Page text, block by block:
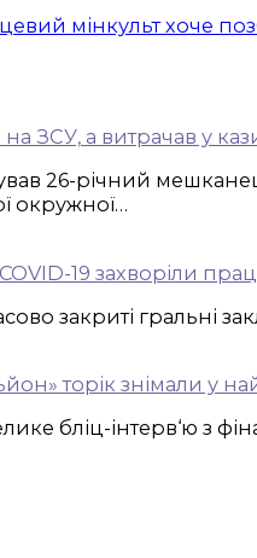
мінкульт хоче
ЗСУ, а витрачав у
26-річний
окружної…
19 захворіли
закриті гральні
торік знімали у
бліц-інтерв‘ю з